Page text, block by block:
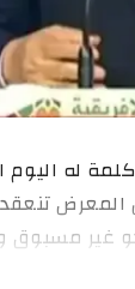
كلمة له
المعرض
غير مسبوق